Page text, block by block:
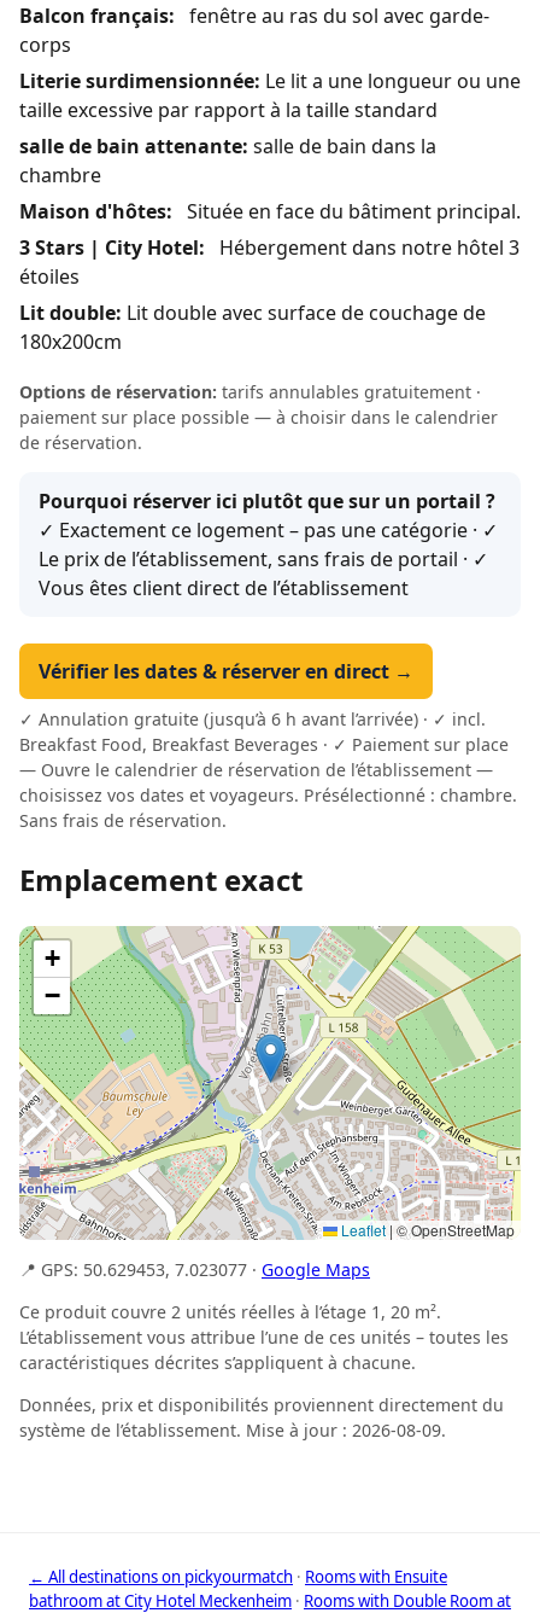
Balcon français: fenêtre au ras du sol avec garde-
corps
Literie surdimensionnée: Le lit a une longueur ou une
taille excessive par rapport à la taille standard
salle de bain attenante: salle de bain dans la
chambre
Maison d'hôtes: Située en face du bâtiment principal.
3 Stars | City Hotel: Hébergement dans notre hôtel 3
étoiles
Lit double: Lit double avec surface de couchage de
180x200cm
Options de réservation: tarifs annulables gratuitement ·
paiement sur place possible — à choisir dans le calendrier
de réservation.
Pourquoi réserver ici plutôt que sur un portail ?
✓ Exactement ce logement – pas une catégorie · ✓
Le prix de l’établissement, sans frais de portail · ✓
Vous êtes client direct de l’établissement
Vérifier les dates & réserver en direct →
✓ Annulation gratuite (jusqu’à 6 h avant l’arrivée) · ✓ incl.
Breakfast Food, Breakfast Beverages · ✓ Paiement sur place
— Ouvre le calendrier de réservation de l’établissement —
choisissez vos dates et voyageurs. Présélectionné : chambre.
Sans frais de réservation.
Emplacement exact
+
−
Leaflet | © OpenStreetMap
📍 GPS: 50.629453, 7.023077 · Google Maps
Ce produit couvre 2 unités réelles à l’étage 1, 20 m².
L’établissement vous attribue l’une de ces unités – toutes les
caractéristiques décrites s’appliquent à chacune.
Données, prix et disponibilités proviennent directement du
système de l’établissement. Mise à jour : 2026-08-09.
← All destinations on pickyourmatch · Rooms with Ensuite
bathroom at City Hotel Meckenheim · Rooms with Double Room at